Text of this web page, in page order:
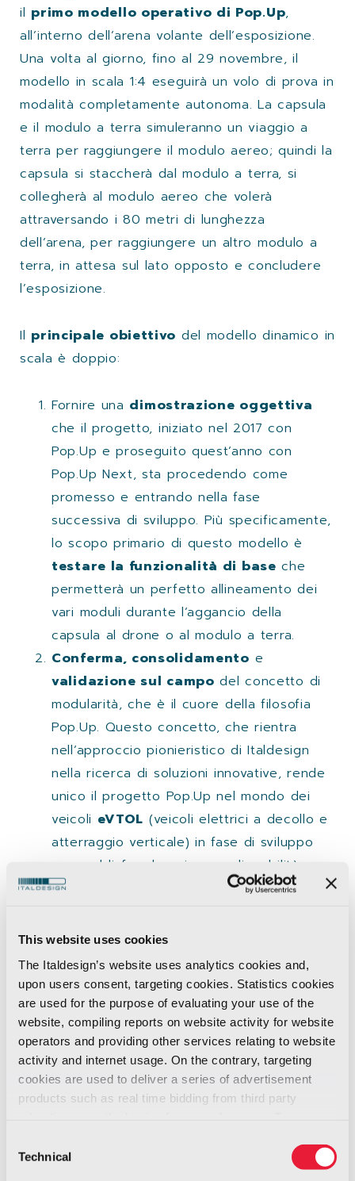
This website uses cookies
The Italdesign’s website uses analytics cookies and,
upon users consent, targeting cookies. Statistics cookies
are used for the purpose of evaluating your use of the
website, compiling reports on website activity for website
operators and providing other services relating to website
activity and internet usage. On the contrary, targeting
cookies are used to deliver a series of advertisement
products such as real time bidding from third party
Selection
Technical
il primo modello operativo di Pop.Up,
all’interno dell’arena volante dell’esposizione.
Una volta al giorno, fino al 29 novembre, il
modello in scala 1:4 eseguirà un volo di prova in
modalità completamente autonoma. La capsula
e il modulo a terra simuleranno un viaggio a
terra per raggiungere il modulo aereo; quindi la
capsula si staccherà dal modulo a terra, si
collegherà al modulo aereo che volerà
attraversando i 80 metri di lunghezza
dell’arena, per raggiungere un altro modulo a
terra, in attesa sul lato opposto e concludere
l’esposizione.
Il principale obiettivo del modello dinamico in
scala è doppio:
Fornire una dimostrazione oggettiva
che il progetto, iniziato nel 2017 con
Pop.Up e proseguito quest’anno con
Pop.Up Next, sta procedendo come
promesso e entrando nella fase
successiva di sviluppo. Più specificamente,
lo scopo primario di questo modello è
testare la funzionalità di base che
permetterà un perfetto allineamento dei
vari moduli durante l’aggancio della
capsula al drone o al modulo a terra.
Conferma, consolidamento e
validazione sul campo del concetto di
modularità, che è il cuore della filosofia
Pop.Up. Questo concetto, che rientra
nell’approccio pionieristico di Italdesign
nella ricerca di soluzioni innovative, rende
unico il progetto Pop.Up nel mondo dei
veicoli eVTOL (veicoli elettrici a decollo e
atterraggio verticale) in fase di sviluppo
per soddisfare le esigenze di mobilità
urbana futura.
2017, dimostreremo in termini pratici che
mobilità del futuro non sarà più un campo
di gioco per singole aziende, ciascuna
operante nel proprio specifico settore, ma
diventerà il punto di incontro di know-how,
tecnologie e competenze professionali
provenienti da vari settori – automotive,
aerospaziale, urbanistica, scienze sociali – per
CEO di Italdesign. “La mobilità del futuro è un